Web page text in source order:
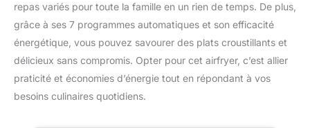
repas variés pour toute la famille en un rien de temps. De plus,
grâce à ses 7 programmes automatiques et son efficacité
énergétique, vous pouvez savourer des plats croustillants et
délicieux sans compromis. Opter pour cet airfryer, c’est allier
praticité et économies d’énergie tout en répondant à vos
besoins culinaires quotidiens.